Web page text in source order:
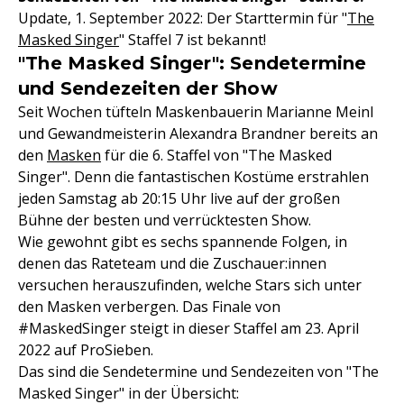
Update, 1. September 2022: Der Starttermin für "The
Masked Singer" Staffel 7 ist bekannt!
"The Masked Singer": Sendetermine
und Sendezeiten der Show
Seit Wochen tüfteln Maskenbauerin Marianne Meinl
und Gewandmeisterin Alexandra Brandner bereits an
den Masken für die 6. Staffel von "The Masked
Singer". Denn die fantastischen Kostüme erstrahlen
jeden Samstag ab 20:15 Uhr live auf der großen
Bühne der besten und verrücktesten Show.
Wie gewohnt gibt es sechs spannende Folgen, in
denen das Rateteam und die Zuschauer:innen
versuchen herauszufinden, welche Stars sich unter
den Masken verbergen. Das Finale von
#MaskedSinger steigt in dieser Staffel am 23. April
2022 auf ProSieben.
Das sind die Sendetermine und Sendezeiten von "The
Masked Singer" in der Übersicht: